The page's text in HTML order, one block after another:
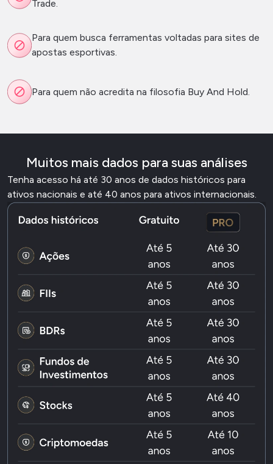
Trade.
Para quem busca ferramentas voltadas para sites de
apostas esportivas.
Para quem não acredita na filosofia Buy And Hold.
Muitos mais dados para suas análises
Tenha acesso há até 30 anos de dados históricos para
ativos nacionais e até 40 anos para ativos internacionais.